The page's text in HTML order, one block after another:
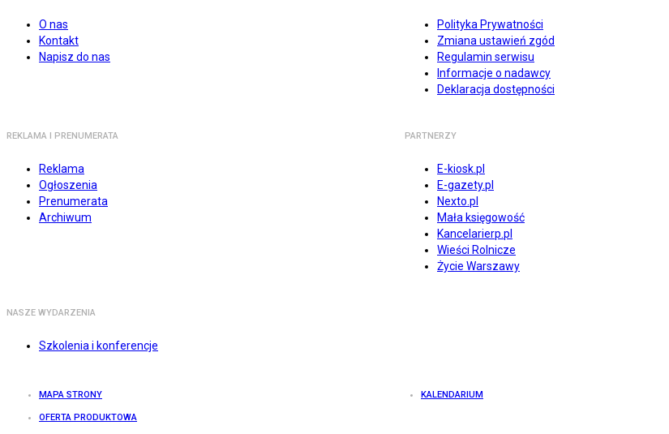
O nas
Kontakt
Napisz do nas
Polityka Prywatności
Zmiana ustawień zgód
Regulamin serwisu
Informacje o nadawcy
Deklaracja dostępności
REKLAMA I PRENUMERATA
Reklama
Ogłoszenia
Prenumerata
Archiwum
PARTNERZY
E-kiosk.pl
E-gazety.pl
Nexto.pl
Mała księgowość
Kancelarierp.pl
Wieści Rolnicze
Życie Warszawy
NASZE WYDARZENIA
Szkolenia i konferencje
MAPA STRONY KALENDARIUM
OFERTA PRODUKTOWA